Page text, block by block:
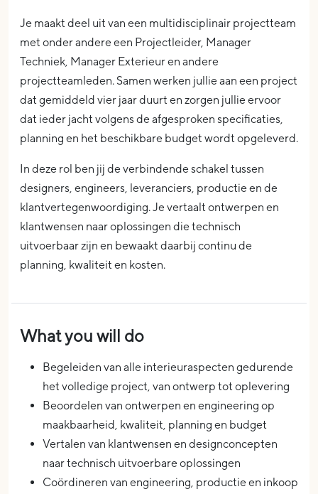
Je maakt deel uit van een multidisciplinair projectteam
met onder andere een Projectleider, Manager
Techniek, Manager Exterieur en andere
projectteamleden. Samen werken jullie aan een project
dat gemiddeld vier jaar duurt en zorgen jullie ervoor
dat ieder jacht volgens de afgesproken specificaties,
planning en het beschikbare budget wordt opgeleverd.
In deze rol ben jij de verbindende schakel tussen
designers, engineers, leveranciers, productie en de
klantvertegenwoordiging. Je vertaalt ontwerpen en
klantwensen naar oplossingen die technisch
uitvoerbaar zijn en bewaakt daarbij continu de
planning, kwaliteit en kosten.
What you will do
Begeleiden van alle interieuraspecten gedurende
het volledige project, van ontwerp tot oplevering
Beoordelen van ontwerpen en engineering op
maakbaarheid, kwaliteit, planning en budget
Vertalen van klantwensen en designconcepten
naar technisch uitvoerbare oplossingen
Coördineren van engineering, productie en inkoop